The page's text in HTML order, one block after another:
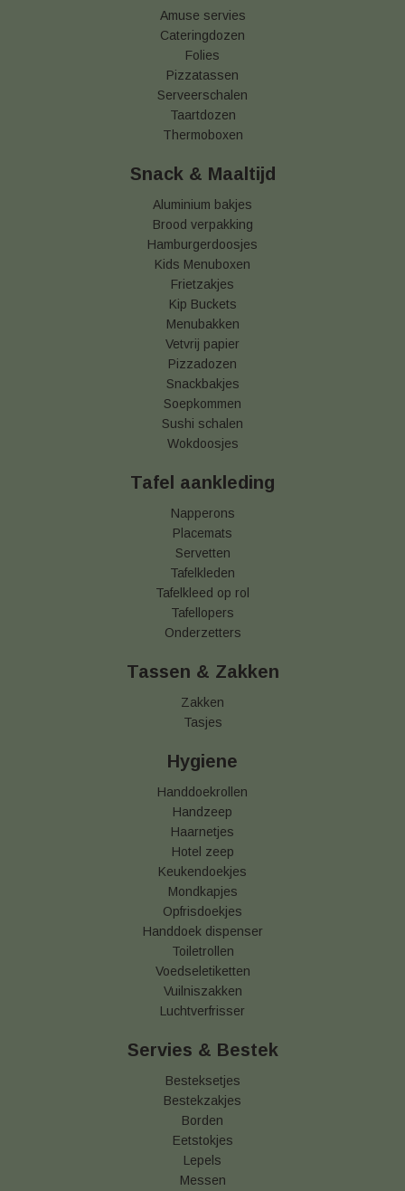
Amuse servies
Cateringdozen
Folies
Pizzatassen
Serveerschalen
Taartdozen
Thermoboxen
Snack & Maaltijd
Aluminium bakjes
Brood verpakking
Hamburgerdoosjes
Kids Menuboxen
Frietzakjes
Kip Buckets
Menubakken
Vetvrij papier
Pizzadozen
Snackbakjes
Soepkommen
Sushi schalen
Wokdoosjes
Tafel aankleding
Napperons
Placemats
Servetten
Tafelkleden
Tafelkleed op rol
Tafellopers
Onderzetters
Tassen & Zakken
Zakken
Tasjes
Hygiene
Handdoekrollen
Handzeep
Haarnetjes
Hotel zeep
Keukendoekjes
Mondkapjes
Opfrisdoekjes
Handdoek dispenser
Toiletrollen
Voedseletiketten
Vuilniszakken
Luchtverfrisser
Servies & Bestek
Besteksetjes
Bestekzakjes
Borden
Eetstokjes
Lepels
Messen